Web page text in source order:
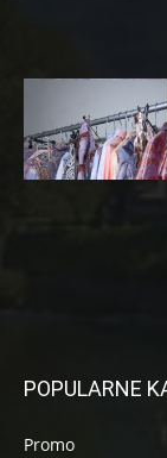
POPULARNE
Promo